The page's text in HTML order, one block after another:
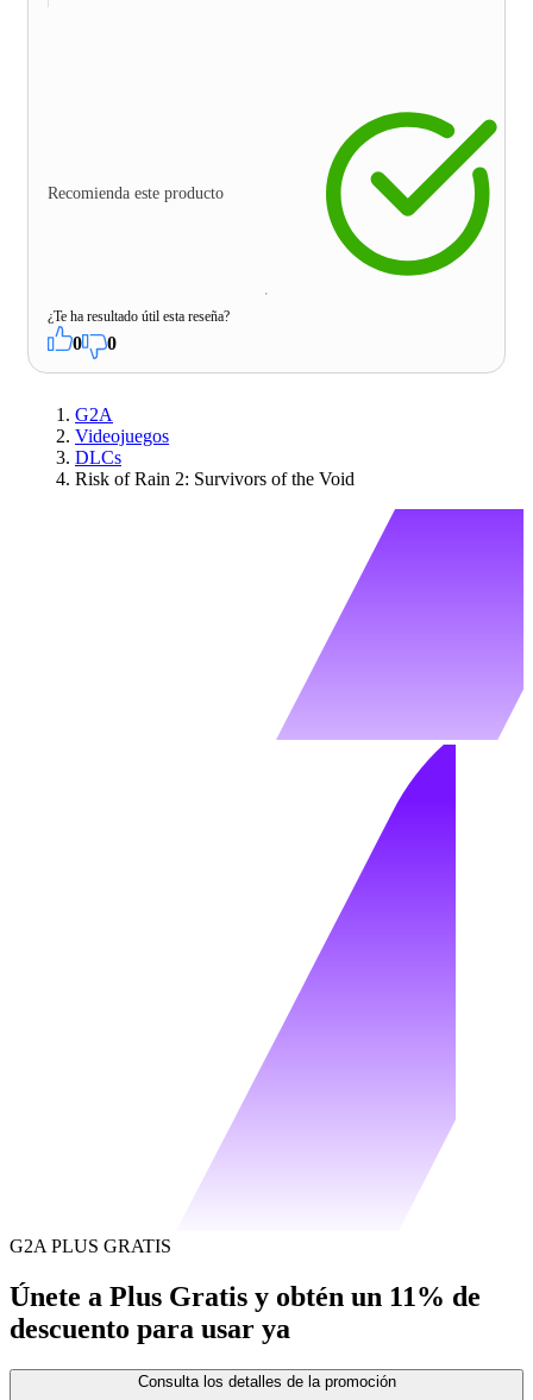
Recomienda este producto
¿Te ha resultado útil esta reseña?
0 0
G2A
Videojuegos
DLCs
Risk of Rain 2: Survivors of the Void
G2A PLUS GRATIS
Únete a Plus Gratis y obtén un 11% de
descuento para usar ya
Consulta los detalles de la promoción